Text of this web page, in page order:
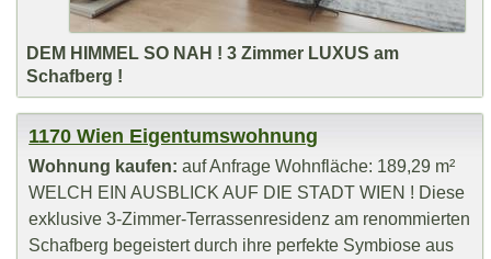
DEM HIMMEL SO NAH ! 3 Zimmer LUXUS am
Schafberg !
1170 Wien Eigentumswohnung
Wohnung kaufen: auf Anfrage Wohnfläche: 189,29 m²
WELCH EIN AUSBLICK AUF DIE STADT WIEN ! Diese
exklusive 3-Zimmer-Terrassenresidenz am renommierten
Schafberg begeistert durch ihre perfekte Symbiose aus